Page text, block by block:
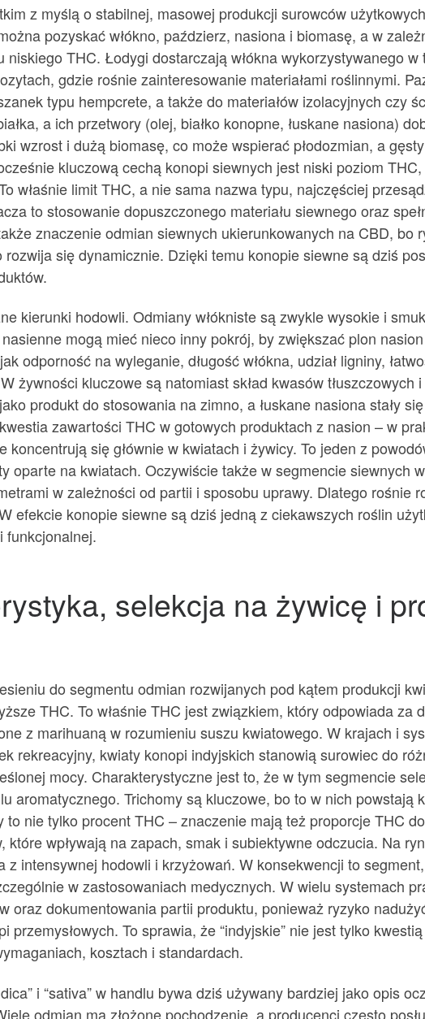
z myślą o stabilnej, masowej produkcji surowców
pozyskać włókno, paździerz, nasiona i biomasę, a w
THC. Łodygi dostarczają włókna wykorzystywanego w
gdzie rośnie zainteresowanie materiałami roślinnymi.
typu hempcrete, a także do materiałów izolacyjnych czy
a ich przetwory (olej, białko konopne, łuskane nasiona)
wzrost i dużą biomasę, co może wspierać płodozmian, a
kluczową cechą konopi siewnych jest niski poziom
właśnie limit THC, a nie sama nazwa typu, najczęściej
to stosowanie dopuszczonego materiału siewnego oraz
znaczenie odmian siewnych ukierunkowanych na CBD, bo
się dynamicznie. Dzięki temu konopie siewne są dziś
kierunki hodowli. Odmiany włókniste są zwykle wysokie i
mogą mieć nieco inny pokrój, by zwiększać plon
odporność na wyleganie, długość włókna, udział ligniny,
żywności kluczowe są natomiast skład kwasów tłuszczowych
produkt do stosowania na zimno, a łuskane nasiona stały
zawartości THC w gotowych produktach z nasion – w
się głównie w kwiatach i żywicy. To jeden z
oparte na kwiatach. Oczywiście także w segmencie siewnych
w zależności od partii i sposobu uprawy. Dlatego rośnie
efekcie konopie siewne są dziś jedną z ciekawszych roślin
funkcjonalnej.
selekcja na żywicę i
do segmentu odmian rozwijanych pod kątem produkcji
THC. To właśnie THC jest związkiem, który odpowiada za
z marihuaną w rozumieniu suszu kwiatowego. W krajach i
rekreacyjny, kwiaty konopi indyjskich stanowią surowiec do
mocy. Charakterystyczne jest to, że w tym segmencie
aromatycznego. Trichomy są kluczowe, bo to w nich powstają
nie tylko procent THC – znaczenie mają też proporcje THC
wpływają na zapach, smak i subiektywne odczucia. Na
intensywnej hodowli i krzyżowań. W konsekwencji to
w zastosowaniach medycznych. W wielu systemach
oraz dokumentowania partii produktu, ponieważ ryzyko
To sprawia, że “indyjskie” nie jest tylko
kosztach i standardach.
i “sativa” w handlu bywa dziś używany bardziej jako opis
odmian ma złożone pochodzenie, a producenci często